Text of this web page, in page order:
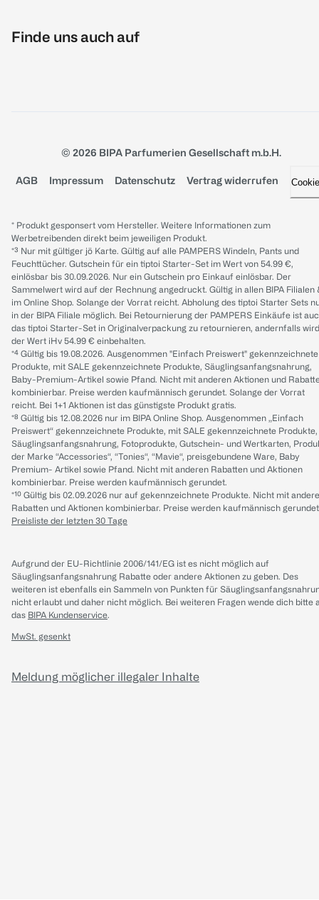
Finde uns auch auf
© 2026 BIPA Parfumerien Gesellschaft m.b.H.
AGB Impressum Datenschutz Vertrag widerrufen
* Produkt gesponsert vom Hersteller. Weitere Informationen zum
Werbetreibenden direkt beim jeweiligen Produkt.
*³ Nur mit gültiger jö Karte. Gültig auf alle PAMPERS Windeln, Pants und
Feuchttücher. Gutschein für ein tiptoi Starter-Set im Wert von 54.99 €,
einlösbar bis 30.09.2026. Nur ein Gutschein pro Einkauf einlösbar. Der
Sammelwert wird auf der Rechnung angedruckt. Gültig in allen BIPA Filialen
im Online Shop. Solange der Vorrat reicht. Abholung des tiptoi Starter Sets
in der BIPA Filiale möglich. Bei Retournierung der PAMPERS Einkäufe ist
das tiptoi Starter-Set in Originalverpackung zu retournieren, andernfalls wird
der Wert iHv 54.99 € einbehalten.
*⁴ Gültig bis 19.08.2026. Ausgenommen "Einfach Preiswert" gekennzeichnete
Produkte, mit SALE gekennzeichnete Produkte, Säuglingsanfangsnahrung,
Baby-Premium-Artikel sowie Pfand. Nicht mit anderen Aktionen und
kombinierbar. Preise werden kaufmännisch gerundet. Solange der Vorrat
reicht. Bei 1+1 Aktionen ist das günstigste Produkt gratis.
*⁸ Gültig bis 12.08.2026 nur im BIPA Online Shop. Ausgenommen „Einfach
Preiswert“ gekennzeichnete Produkte, mit SALE gekennzeichnete Produkte,
Säuglingsanfangsnahrung, Fotoprodukte, Gutschein- und Wertkarten,
der Marke “Accessories“, “Tonies“, “Mavie“, preisgebundene Ware, Baby
Premium- Artikel sowie Pfand. Nicht mit anderen Rabatten und Aktionen
kombinierbar. Preise werden kaufmännisch gerundet.
*¹⁰ Gültig bis 02.09.2026 nur auf gekennzeichnete Produkte. Nicht mit
Rabatten und Aktionen kombinierbar. Preise werden kaufmännisch
Preisliste der letzten 30 Tage
Aufgrund der EU-Richtlinie 2006/141/EG ist es nicht möglich auf
Säuglingsanfangsnahrung Rabatte oder andere Aktionen zu geben. Des
weiteren ist ebenfalls ein Sammeln von Punkten für
nicht erlaubt und daher nicht möglich. Bei weiteren Fragen wende dich bitte
das BIPA Kundenservice.
MwSt. gesenkt
Meldung möglicher illegaler Inhalte